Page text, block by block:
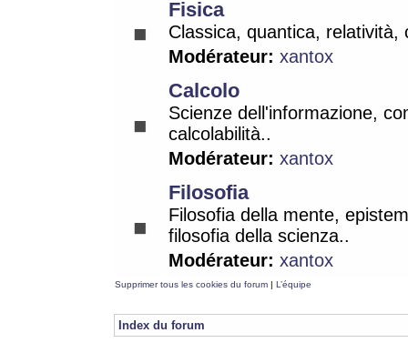
Fisica
Classica, quantica, relatività,
Modérateur: xantox
Calcolo
Scienze dell'informazione,
calcolabilità..
Modérateur: xantox
Filosofia
Filosofia della mente,
filosofia della scienza..
Modérateur: xantox
Supprimer tous les cookies du forum | L’équipe
Index du forum